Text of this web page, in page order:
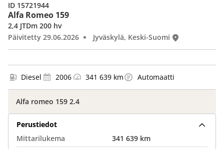
Alfa Romeo 159
2,4 JTDm 200 hv
Päivitetty 29.06.2026
Jyväskylä, Keski-Suomi
ID 15721944
Diesel 2006 341 639 km Automaatti
Alfa romeo 159 2.4
Perustiedot
Mittarilukema
341 639 km